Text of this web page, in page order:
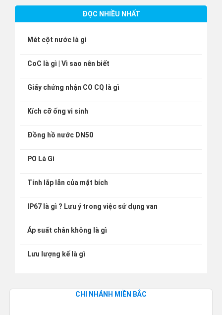
ĐỌC NHIỀU NHẤT
Mét cột nước là gì
CoC là gì | Vì sao nên biết
Giấy chứng nhận CO CQ là gì
Kích cỡ ống vi sinh
Đồng hồ nước DN50
PO Là Gì
Tính lắp lẫn của mặt bích
IP67 là gì ? Lưu ý trong việc sử dụng van
Áp suất chân không là gì
Lưu lượng kế là gì
CHI NHÁNH MIỀN BẮC